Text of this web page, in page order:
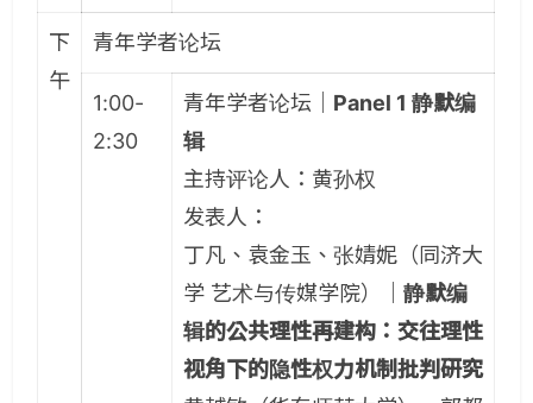
下
午
青年学者论坛
1:00-
2:30
青年学者论坛｜ Panel 1 静默编
辑
主持评论人：黄孙权
发表人：
丁凡、袁金玉、张婧妮（同济大
学 艺术与传媒学院）｜ 静默编
辑的公共理性再建构：交往理性
视角下的隐性权力机制批判研究